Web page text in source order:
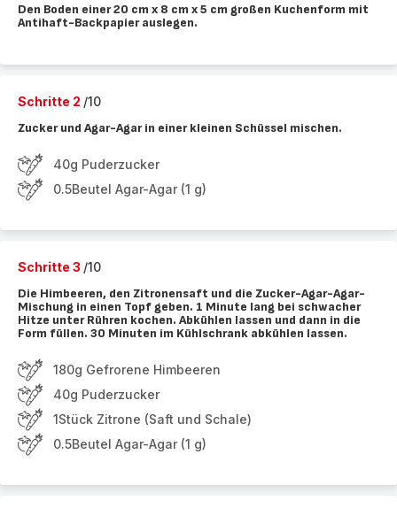
Den Boden einer 20 cm x 8 cm x 5 cm großen Kuchenform mit
Antihaft-Backpapier auslegen.
Schritte 2 /10
Zucker und Agar-Agar in einer kleinen Schüssel mischen.
40g Puderzucker
0.5Beutel Agar-Agar (1 g)
Schritte 3 /10
Die Himbeeren, den Zitronensaft und die Zucker-Agar-Agar-
Mischung in einen Topf geben. 1 Minute lang bei schwacher
Hitze unter Rühren kochen. Abkühlen lassen und dann in die
Form füllen. 30 Minuten im Kühlschrank abkühlen lassen.
180g Gefrorene Himbeeren
40g Puderzucker
1Stück Zitrone (Saft und Schale)
0.5Beutel Agar-Agar (1 g)